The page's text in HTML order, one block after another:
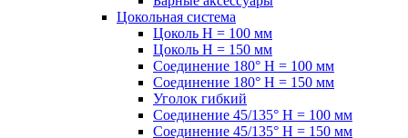
Цокольная система
Цоколь H = 100 мм
Цоколь H = 150 мм
Соединение 180° H = 100 мм
Соединение 180° H = 150 мм
Уголок гибкий
Соединение 45/135° H = 100 мм
Соединение 45/135° H = 150 мм